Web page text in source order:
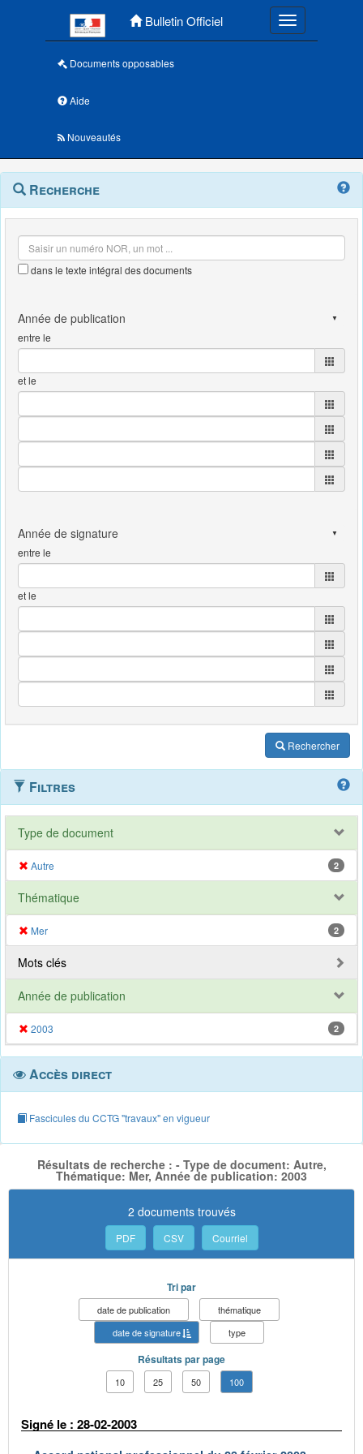
Bulletin Officiel Toggle
Documents opposables
Aide
Nouveautés
Navigation
outils
Menu
contextuel
Recherche
dans le texte intégral des documents
entre le
et le
entre le
et le
Rechercher
Filtres
Type de document
Autre 2
Thématique
Mer 2
Mots clés
Année de publication
2003 2
Accès direct
Fascicules du CCTG "travaux" en vigueur
Résultats de recherche : - Type de document: Autre,
Thématique: Mer, Année de publication: 2003
2 documents trouvés
PDF CSV Courriel
Tri par
date de publication
thématique
date de signature
type
Résultats par page
10 25 50 100
Signé le : 28-02-2003